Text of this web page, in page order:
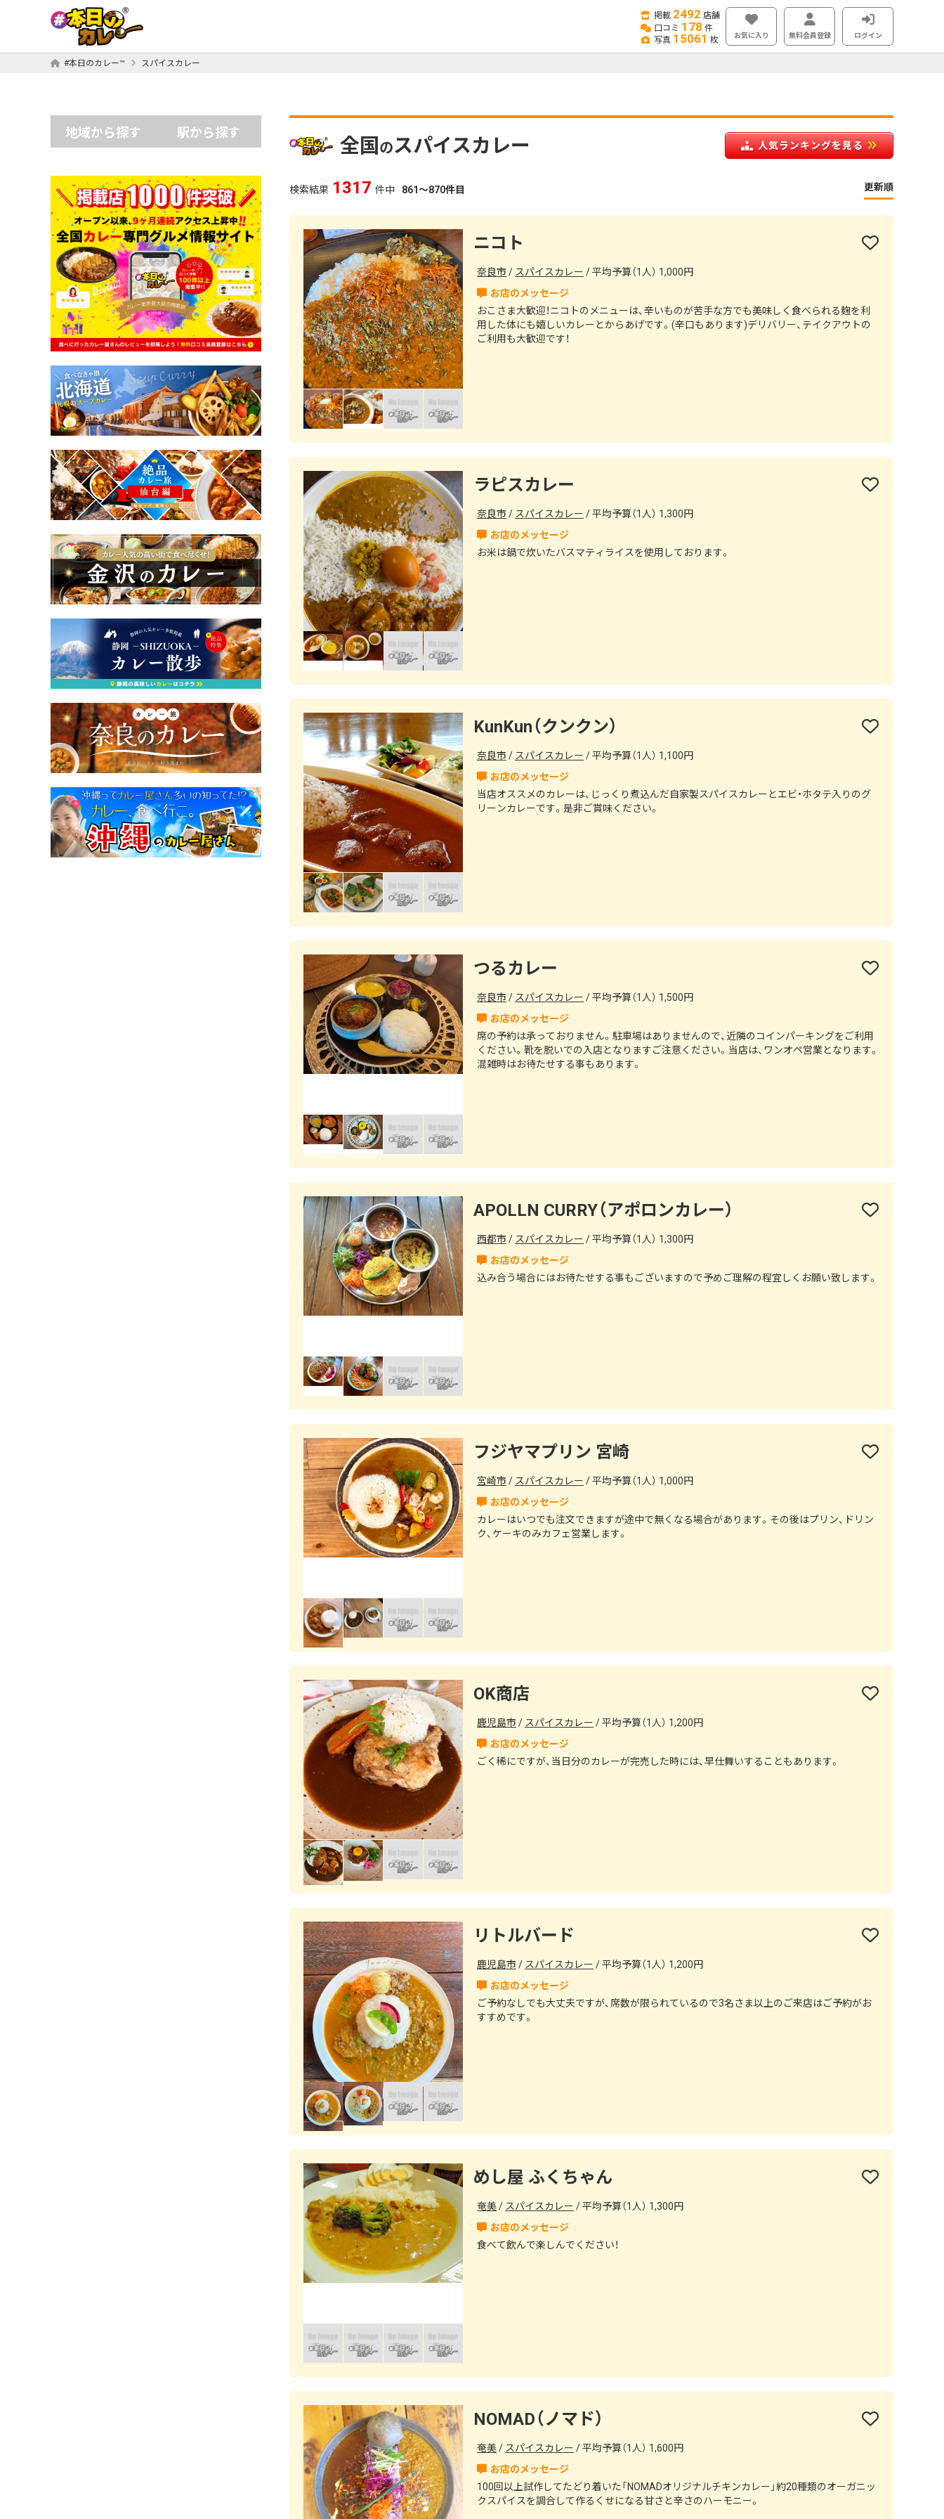
掲載 2492 店舗
口コミ 178 件
写真 15061 枚 お気に入り 無料会員登録 ログイン
#本日のカレー™ スパイスカレー
地域から探す 駅から探す
全国 のスパイスカレー 人気ランキングを見る
検索結果 1592 件中 861～870件目 更新順
ニコト
奈良市 スパイスカレー 平均予算（1人） 1,000円
おこさま大歓迎！ニコトのメニューは、辛いものが苦手な方でも美味しく食べられる麹を利
用した体にも嬉しいカレーとからあげです。(辛口もあります)デリバリー、テイクアウトの
ご利用も大歓迎です！
ラピスカレー
奈良市 スパイスカレー 平均予算（1人） 1,300円
お米は鍋で炊いたバスマティライスを使用しております。
KunKun（クンクン）
奈良市 スパイスカレー 平均予算（1人） 1,100円
当店オススメのカレーは、じっくり煮込んだ自家製スパイスカレーとエビ・ホタテ入りのグ
リーンカレーです。是非ご賞味ください。
つるカレー
奈良市 スパイスカレー 平均予算（1人） 1,500円
⁡席の予約は承っておりません。駐車場はありませんので、近隣のコインパーキングをご利用
ください。⁡靴を脱いでの入店となりますご注意ください。⁡当店は、ワンオペ営業となります。
混雑時はお待たせする事もあります。
APOLLN CURRY（アポロンカレー）
西都市 スパイスカレー 平均予算（1人） 1,300円
込み合う場合にはお待たせする事もございますので予めご理解の程宜しくお願い致します。
フジヤマプリン 宮崎
宮崎市 スパイスカレー 平均予算（1人） 1,000円
カレーはいつでも注文できますが途中で無くなる場合があります。その後はプリン、ドリン
ク、ケーキのみカフェ営業します。
OK商店
鹿児島市 スパイスカレー 平均予算（1人） 1,200円
ごく稀にですが、当日分のカレーが完売した時には、早仕舞いすることもあります。
リトルバード
鹿児島市 スパイスカレー 平均予算（1人） 1,200円
ご予約なしでも大丈夫ですが、席数が限られているので3名さま以上のご来店はご予約がお
すすめです。
めし屋 ふくちゃん
奄美 スパイスカレー 平均予算（1人） 1,300円
食べて飲んで楽しんでください！
NOMAD（ノマド）
奄美 スパイスカレー 平均予算（1人） 1,600円
100回以上試作してたどり着いた「NOMADオリジナルチキンカレー」約20種類のオーガニッ
クスパイスを調合して作るくせになる甘さと辛さのハーモニー。